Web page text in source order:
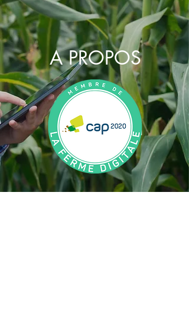
A PROPOS